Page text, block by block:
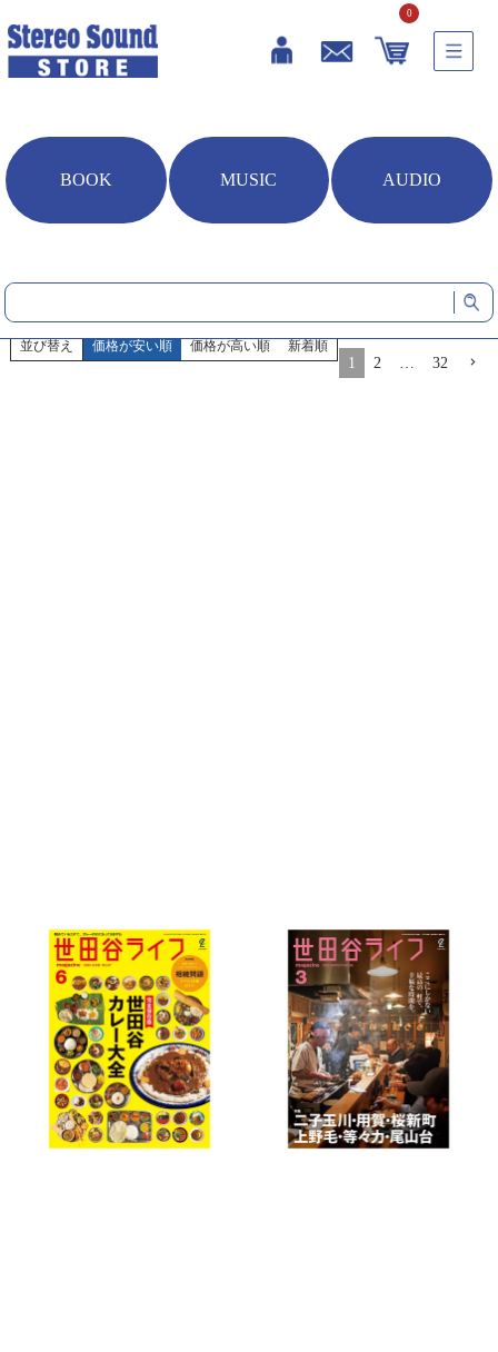
0
BOOK MUSIC AUDIO
並び替え 価格が安い順 価格が高い順 新着順
622件中 1-20件表示
1 2 32